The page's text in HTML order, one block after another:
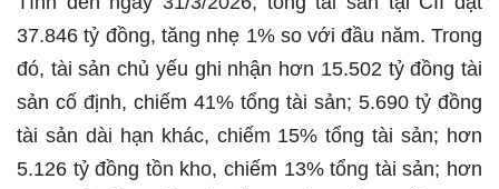
37.846 tỷ đồng, tăng nhẹ 1% so với đầu năm. Trong
đó, tài sản chủ yếu ghi nhận hơn 15.502 tỷ đồng tài
sản cố định, chiếm 41% tổng tài sản; 5.690 tỷ đồng
tài sản dài hạn khác, chiếm 15% tổng tài sản; hơn
5.126 tỷ đồng tồn kho, chiếm 13% tổng tài sản; hơn